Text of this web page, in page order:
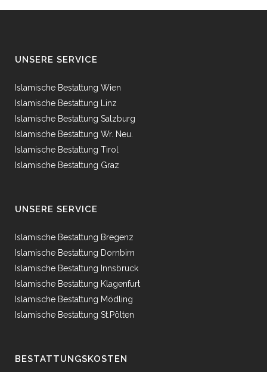
UNSERE SERVICE
Islamische Bestattung Wien
Islamische Bestattung Linz
Islamische Bestattung Salzburg
Islamische Bestattung Wr. Neu.
Islamische Bestattung Tirol
Islamische Bestattung Graz
UNSERE SERVICE
Islamische Bestattung Bregenz
Islamische Bestattung Dornbirn
Islamische Bestattung Innsbruck
Islamische Bestattung Klagenfurt
Islamische Bestattung Mödling
Islamische Bestattung St.Pölten
BESTATTUNGSKOSTEN